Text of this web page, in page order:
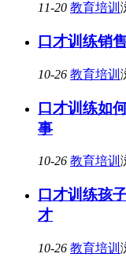
11-20 教育培训
口才训练销
10-26 教育培训
口才训练如
事
10-26 教育培训
口才训练孩
才
10-26 教育培训